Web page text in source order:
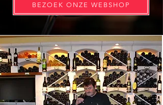
BEZOEK ONZE WEBSHOP